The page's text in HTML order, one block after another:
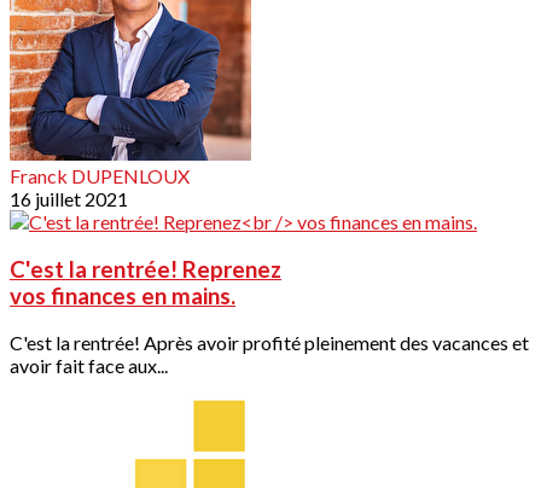
Franck DUPENLOUX
16 juillet 2021
C'est la rentrée! Reprenez
vos finances en mains.
C'est la rentrée! Après avoir profité pleinement des vacances et
avoir fait face aux...